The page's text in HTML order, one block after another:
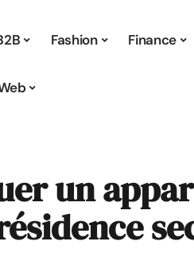
Fashion Finance
un